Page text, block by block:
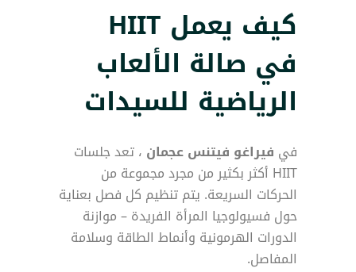
كيف يعمل HIIT
في صالة الألعاب
الرياضية للسيدات
في فيراغو فيتنس عجمان ، تعد جلسات
HIIT أكثر بكثير من مجرد مجموعة من
الحركات السريعة. يتم تنظيم كل فصل بعناية
حول فسيولوجيا المرأة الفريدة – موازنة
الدورات الهرمونية وأنماط الطاقة وسلامة
المفاصل.